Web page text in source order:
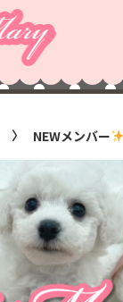
NEWメンバー